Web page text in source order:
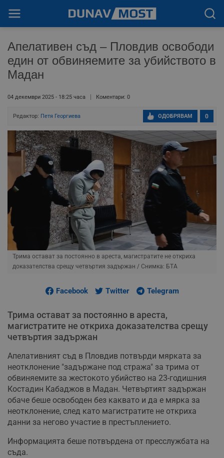
Апелативен съд – Пловдив освободи
един от обвиняемите за убийството в
Мадан
04 декември 2025 - 18:25 часа Коментари: 0
Редактор: Петя Георгиева 0
ОДОБРЯВАМ
Трима остават за постоянно в ареста, магистратите не откриха
доказателства срещу четвъртия задържан / Снимка: БТА
Facebook Twitter Telegram
Трима остават за постоянно в ареста,
магистратите не откриха доказателства срещу
четвъртия задържан
Апелативният съд в Пловдив потвърди мярката за
неотклонение "задържане под стража" за трима от
обвиняемите за жестокото убийство на 23-годишния
Костадин Кабаджов в Мадан. Четвъртият задържан
обаче беше освободен без каквато и да е мярка за
неотклонение, след като магистратите не откриха
данни за негово участие в престъплението.
Информацията беше потвърдена от пресслужбата на
съда.